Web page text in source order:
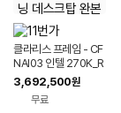
클라리스 프레임 - CF
NAI03 인텔 270K_R
TX 5070_RAM 32
G_SSD 1TB AI PC
딥러닝 데스크탑 완본
3,692,500원
무료